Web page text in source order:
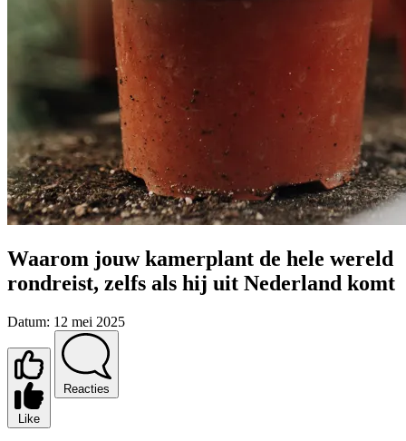
Waarom jouw kamerplant de hele wereld
rondreist, zelfs als hij uit Nederland komt
Datum: 12 mei 2025
Like
Reacties